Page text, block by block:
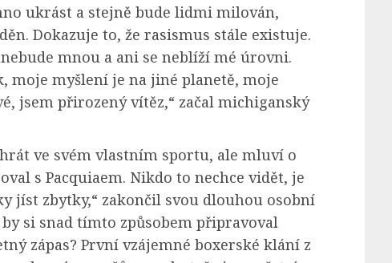
ukrást a stejně bude lidmi milován,
Dokazuje to, že rasismus stále existuje.
mnou a ani se neblíží mé úrovni.
moje myšlení je na jiné planetě, moje
jsem přirozený vítěz,“ začal michiganský
ve svém vlastním sportu, ale mluví o
s Pacquiaem. Nikdo to nechce vidět, je
jíst zbytky,“ zakončil svou dlouhou osobní
by si snad tímto způsobem připravoval
zápas? První vzájemné boxerské klání z